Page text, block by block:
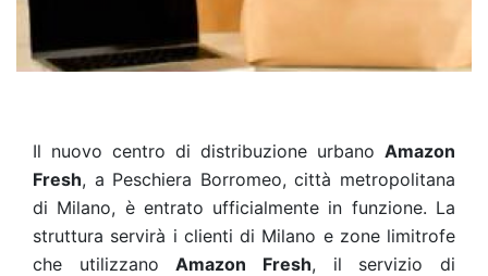
Il nuovo centro di distribuzione urbano Amazon
Fresh, a Peschiera Borromeo, città metropolitana
di Milano, è entrato ufficialmente in funzione. La
struttura servirà i clienti di Milano e zone limitrofe
che utilizzanoAmazon Fresh, il servizio di